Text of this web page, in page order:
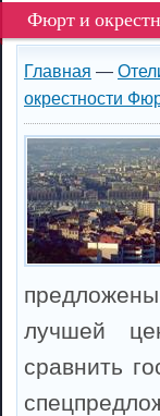
Фюрт и
Главная —
окрестности
лучшей
сравнить